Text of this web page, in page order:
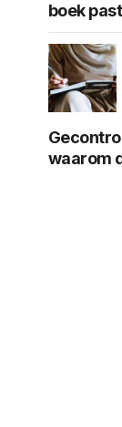
boek
waarom